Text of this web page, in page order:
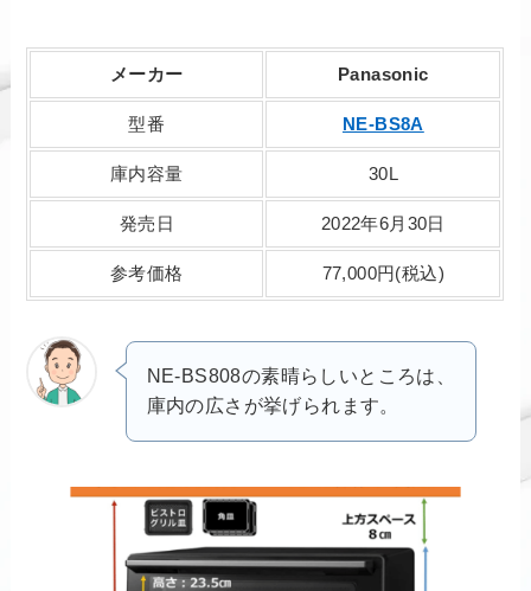
メーカー Panasonic
型番 NE-BS8A
庫内容量 30L
発売日 2022年6月30日
参考価格 77,000円(税込)
NE-BS808の素晴らしいところは、
庫内の広さが挙げられます。